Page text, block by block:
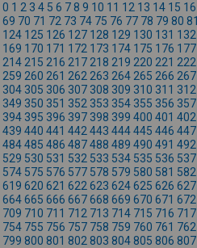
0 1 2 3 4 5 6 78 9 10 11 12 13 14 15 16
69 70 71 72 73 74 75 76 77 78 79 80 81
124 125 126 127 128 129 130 131 132
169 170 171 172 173 174 175 176 177
214 215 216 217 218 219 220 221 222
259 260 261 262 263 264 265 266 267
304 305 306 307 308 309 310 311 312
349 350 351 352 353 354 355 356 357
394 395 396 397 398 399 400 401 402
439 440 441 442 443 444445 446 447
484485 486 487488 489 490 491 492
529 530 531 532 533 534 535 536 537
574 575 576 577 578 579 580 581 582
619 620 621 622 623 624625 626 627
664665 666 667668 669 670 671 672
709 710 711 712 713 714 715 716 717
754 755 756 757 758 759 760 761 762
799 800 801 802 803 804805 806 807